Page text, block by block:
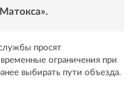
просят
ограничения при
выбирать пути объезда.